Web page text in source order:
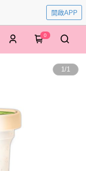
開啟APP
0
1/1